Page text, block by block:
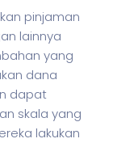
pinjaman
lainnya
yang
dana
dapat
skala yang
lakukan